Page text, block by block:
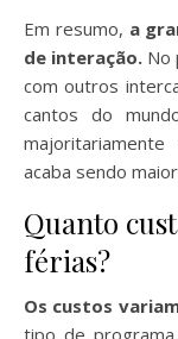
Em resumo, a
de interação. No
com outros
cantos do
acaba sendo
Quanto
férias?
Os custos